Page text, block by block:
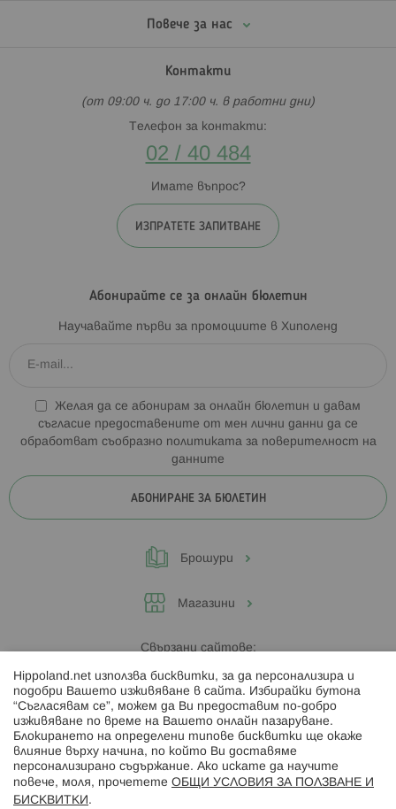
Повече за нас
Контакти
(от 09:00 ч. до 17:00 ч. в работни дни)
Телефон за контакти:
02 / 40 484
Имате въпрос?
ИЗПРАТЕТЕ ЗАПИТВАНЕ
Абонирайте се за онлайн бюлетин
Научавайте първи за промоциите в Хиполенд
Желая да се абонирам за онлайн бюлетин и давам
съгласие предоставените от мен лични данни да се
обработват съобразно политиката за поверителност на
данните
АБОНИРАНЕ ЗА БЮЛЕТИН
Брошури
Магазини
Свързани сайтове:
Hippoland.ro
Последвайте ни:
Hippoland.net използва бисквитки, за да персонализира и
подобри Вашето изживяване в сайта. Избирайки бутона
“Съгласявам се”, можем да Ви предоставим по-добро
изживяване по време на Вашето онлайн пазаруване.
Блокирането на определени типове бисквитки ще окаже
влияние върху начина, по който Ви доставяме
персонализирано съдържание. Ако искате да научите
повече, моля, прочетете ОБЩИ УСЛОВИЯ ЗА ПОЛЗВАНЕ И
БИСКВИТКИ .